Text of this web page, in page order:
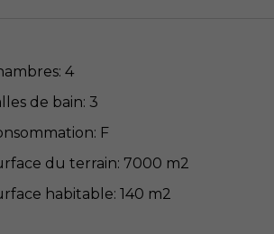
4
de bain: 3
F
du terrain: 7000 m2
habitable: 140 m2